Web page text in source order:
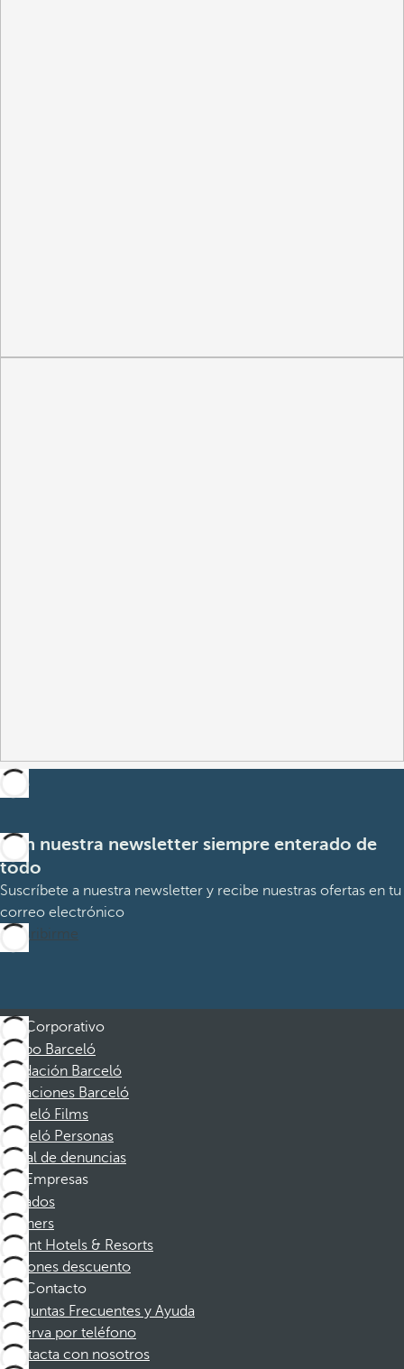
Con nuestra newsletter siempre enterado de
todo
Suscríbete a nuestra newsletter y recibe nuestras ofertas en tu
correo electrónico
Suscribirme
Corporativo
Grupo Barceló
Fundación Barceló
Vacaciones Barceló
Barceló Films
Barceló Personas
Canal de denuncias
Empresas
Afiliados
Partners
Dorint Hotels & Resorts
Cupones descuento
Contacto
Preguntas Frecuentes y Ayuda
Reserva por teléfono
Contacta con nosotros